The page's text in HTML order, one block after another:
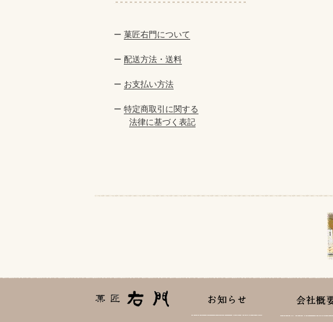
ー 菓匠右門について
ー 配送方法・送料
ー お支払い方法
ー 特定商取引に関する
法律に基づく表記